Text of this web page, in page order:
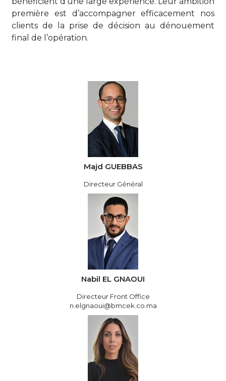
première est d’accompagner efficacement nos
clients de la prise de décision au dénouement
final de l’opération.
Majd GUEBBAS
Directeur Général
Nabil EL GNAOUI
Directeur Front Office
n.elgnaoui@bmcek.co.ma